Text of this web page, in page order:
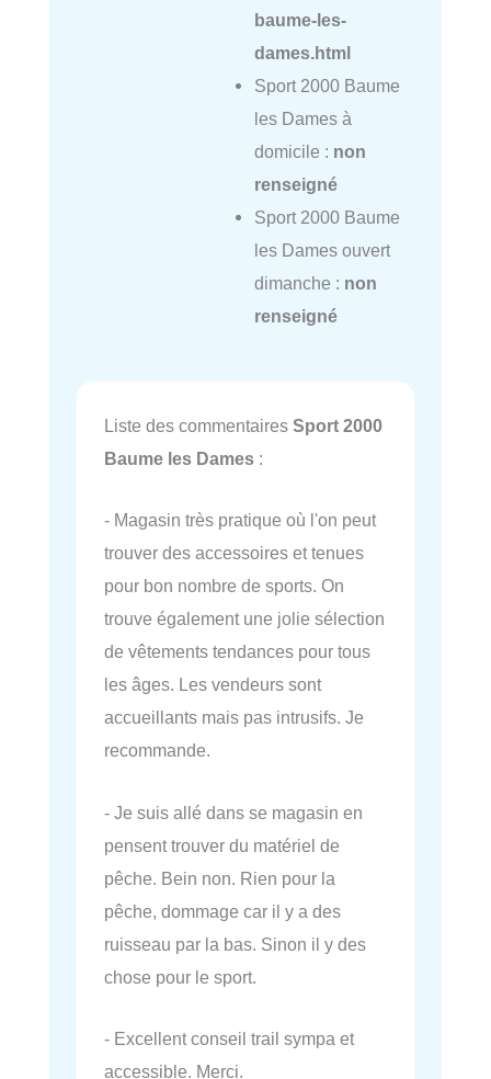
baume-les-
dames.html
Sport 2000 Baume
les Dames à
domicile : non
renseigné
Sport 2000 Baume
les Dames ouvert
dimanche : non
renseigné
Liste des commentaires Sport 2000
Baume les Dames :
- Magasin très pratique où l'on peut
trouver des accessoires et tenues
pour bon nombre de sports. On
trouve également une jolie sélection
de vêtements tendances pour tous
les âges. Les vendeurs sont
accueillants mais pas intrusifs. Je
recommande.
- Je suis allé dans se magasin en
pensent trouver du matériel de
pêche. Bein non. Rien pour la
pêche, dommage car il y a des
ruisseau par la bas. Sinon il y des
chose pour le sport.
- Excellent conseil trail sympa et
accessible. Merci.